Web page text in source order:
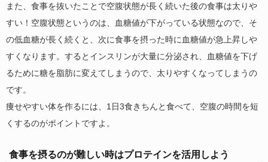
また、食事を抜いたことで空腹状態が長く続いた後の食事は太りや
すい！空腹状態というのは、血糖値が下がっている状態なので、そ
の低血糖が長く続くと、次に食事を摂った時に血糖値が急上昇しや
すくなります。するとインスリンが大量に分泌され、血糖値を下げ
るために糖を脂肪に変えてしまうので、太りやすくなってしまうの
です。
痩せやすい体を作るには、1日3食きちんと食べて、空腹の時間を短
くするのがポイントですよ。
食事を摂るのが難しい時はプロテインを活用しよう